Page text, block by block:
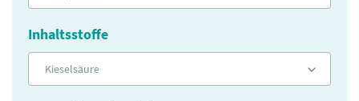
Inhaltsstoffe
Kieselsäure